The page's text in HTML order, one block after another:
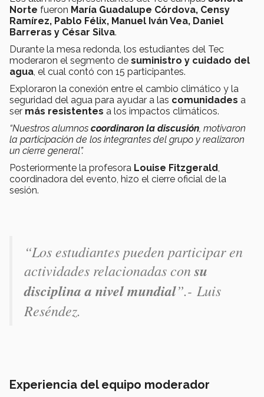
Norte fueron María Guadalupe Córdova, Censy
Ramírez, Pablo Félix, Manuel Iván Vea, Daniel
Barreras y César Silva.
Durante la mesa redonda, los estudiantes del Tec
moderaron el segmento de suministro y cuidado del
agua, el cual contó con 15 participantes.
Exploraron la conexión entre el cambio climático y la
seguridad del agua para ayudar a las comunidades a
ser más resistentes a los impactos climáticos.
“Nuestros alumnos coordinaron la discusión, motivaron
la participación de los integrantes del grupo y realizaron
un cierre general”.
Posteriormente la profesora Louise Fitzgerald,
coordinadora del evento, hizo el cierre oficial de la
sesión.
“Los estudiantes pueden participar en
actividades relacionadas consu
disciplina a nivel mundial”.- Luis
Reséndez.
Experiencia del equipo moderador